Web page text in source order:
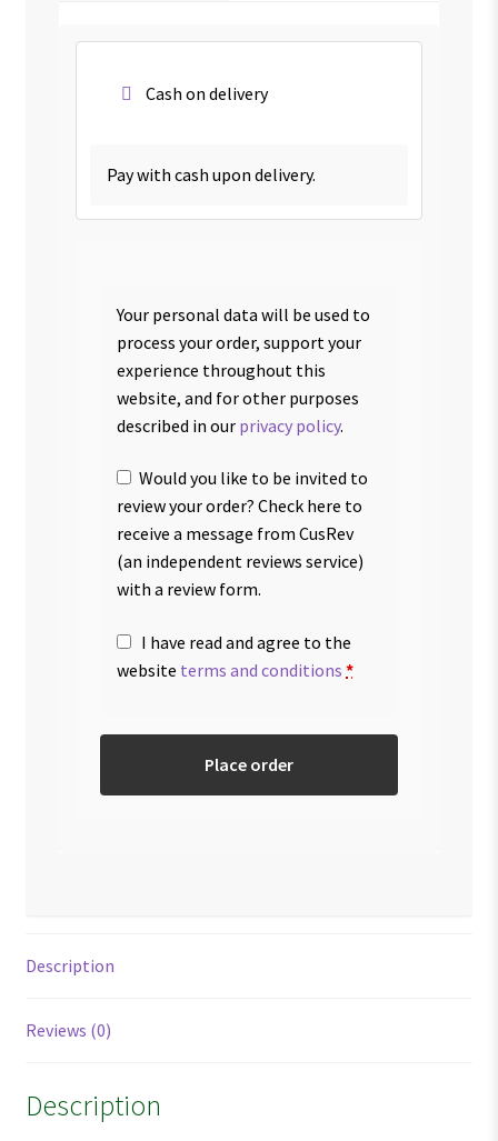
Cash on delivery
Pay with cash upon delivery.
Your personal data will be used to
process your order, support your
experience throughout this
website, and for other purposes
described in our privacy policy.
Would you like to be invited to
review your order? Check here to
receive a message from CusRev
(an independent reviews service)
with a review form.
I have read and agree to the
website terms and conditions *
Place order
Description
Reviews (0)
Description